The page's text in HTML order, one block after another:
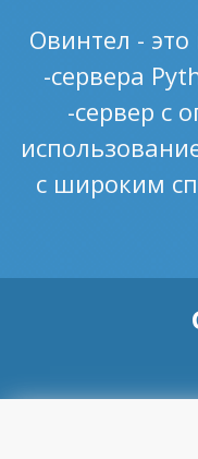
Овинтел -
-сервера
-сервер с
с широким